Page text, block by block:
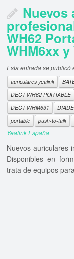
Nuevos
WH62
WHM6xx y
Esta entrada se publicó
auriculares yealink
DECT WH62 PORTABLE
DECT WHM631
portable
push-to-talk
Yealink España
Nuevos auriculares
Disponibles en
trata de equipos